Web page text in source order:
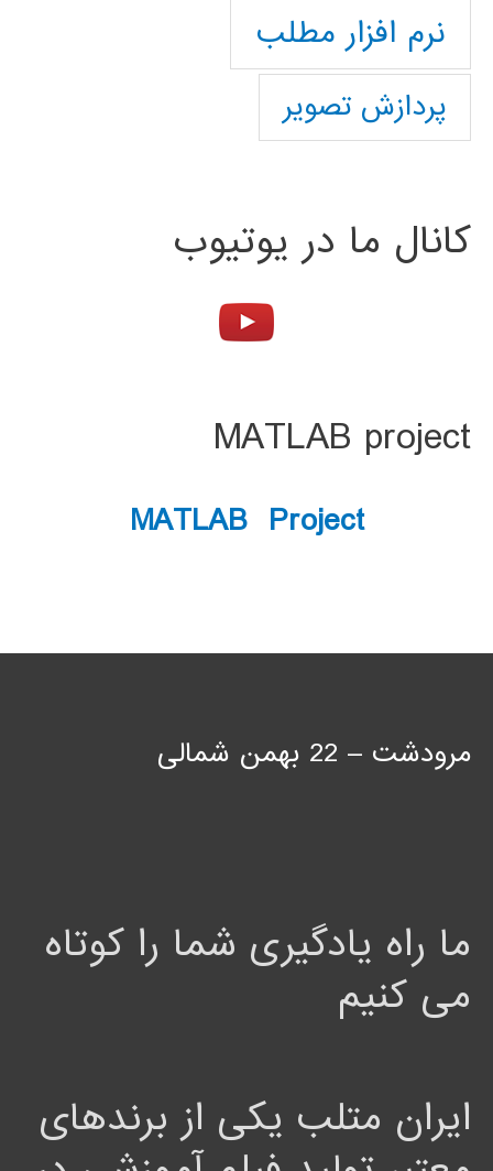
نرم افزار مطلب
پردازش تصویر
کانال ما در یوتیوب
MATLAB project
MATLAB Project
مرودشت – 22 بهمن شمالی
ما راه یادگیری شما را کوتاه
می کنیم
ایران متلب یکی از برندهای